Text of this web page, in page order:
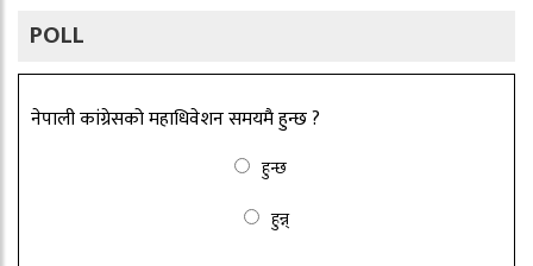
POLL
नेपाली कांग्रेसको महाधिवेशन समयमै हुन्छ ?
हुन्छ
हुन्न्